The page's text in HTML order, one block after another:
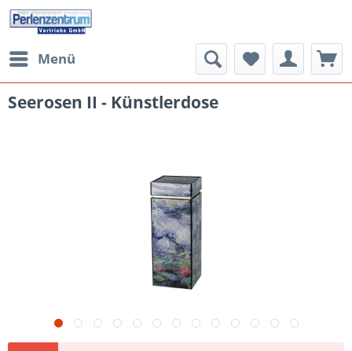
Menü
Seerosen II - Künstlerdose